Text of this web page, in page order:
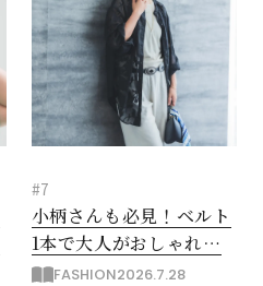
#7
小柄さんも必見！ベルト
1本で大人がおしゃれに
スタイルアップする方法
FASHION2026.7.28